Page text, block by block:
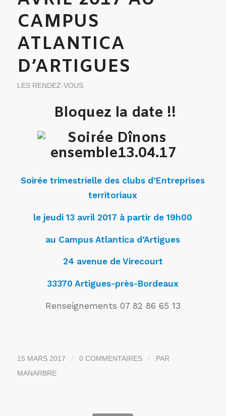
CAMPUS
ATLANTICA
D’ARTIGUES
LES RENDEZ-VOUS
Bloquez la date !!
Soirée trimestrielle des clubs d’Entreprises
territoriaux
le jeudi 13 avril 2017 à partir de 19h00
au Campus Atlantica d’Artigues
24 avenue de Virecourt
33370 Artigues-près-Bordeaux
Renseignements 07 82 86 65 13
15 MARS 2017 / 0 COMMENTAIRES /
PAR
MANARBRE